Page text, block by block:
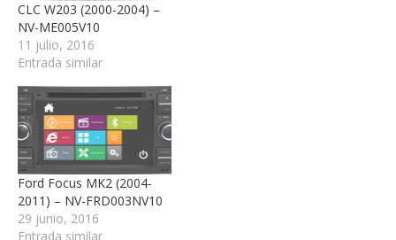
CLC W203 (2000-2004) –
NV-ME005V10
11 julio, 2016
Entrada similar
Ford Focus MK2 (2004-
2011) – NV-FRD003NV10
29 junio, 2016
Entrada similar